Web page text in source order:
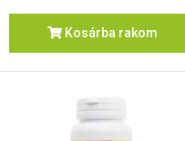
Kosárba rakom